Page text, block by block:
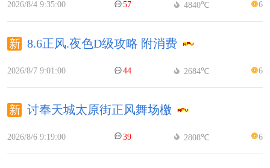
2026/8/4 9:35:00 57 4840℃ 6
8.6正风.夜色D级攻略 附消费
2026/8/7 9:01:00 44 2684℃ 6
讨奉天城太原街正风舞场檄
2026/8/6 9:19:00 39 2808℃ 6